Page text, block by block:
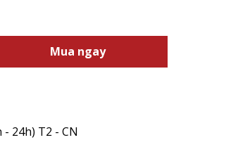
Mua ngay
24h) T2 - CN